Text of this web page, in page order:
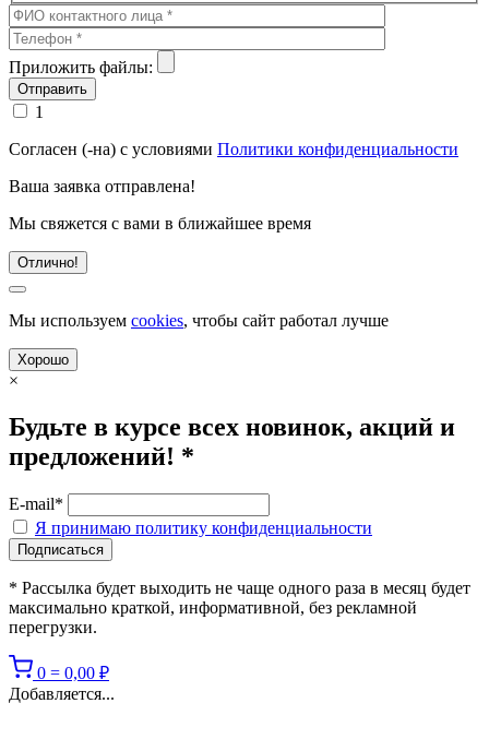
Приложить файлы:
1
Согласен (-на) с условиями Политики конфиденциальности
Ваша заявка отправлена!
Мы свяжется с вами в ближайшее время
Отлично!
Мы используем cookies, чтобы сайт работал лучше
Хорошо
×
Будьте в курсе всех новинок, акций и
предложений! *
E-mail*
Я принимаю политику конфиденциальности
* Рассылка будет выходить не чаще одного раза в месяц будет
максимально краткой, информативной, без рекламной
перегрузки.
0 = 0,00 ₽
Добавляется...